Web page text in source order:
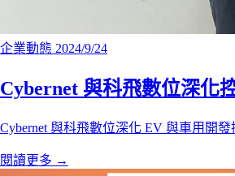
企業動態 2024/9/24
Cybernet 與科飛數位深化
Cybernet 與科飛數位深化 EV 與車用開
閱讀更多 →